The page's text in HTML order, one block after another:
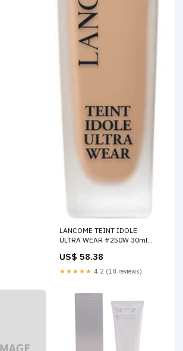
LANCOME TEINT IDOLE
ULTRA WEAR #250W 30ml
US$ 58.38
★★★★★ 4.2 (18 reviews)